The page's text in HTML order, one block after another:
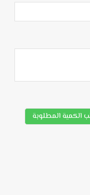
الكمية المطلوبة